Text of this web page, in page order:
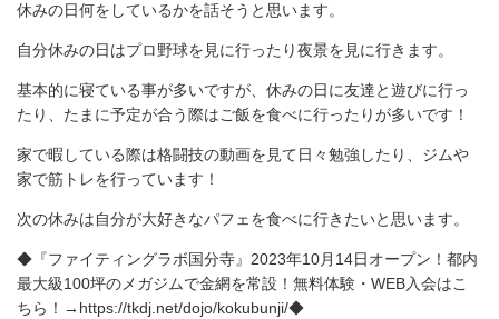
休みの日何をしているかを話そうと思います。
自分休みの日はプロ野球を見に行ったり夜景を見に行きます。
基本的に寝ている事が多いですが、休みの日に友達と遊びに行っ
たり、たまに予定が合う際はご飯を食べに行ったりが多いです！
家で暇している際は格闘技の動画を見て日々勉強したり、ジムや
家で筋トレを行っています！
次の休みは自分が大好きなパフェを食べに行きたいと思います。
◆『ファイティングラボ国分寺』2023年10月14日オープン！都内
最大級100坪のメガジムで金網を常設！無料体験・WEB入会はこ
ちら！→https://tkdj.net/dojo/kokubunji/◆